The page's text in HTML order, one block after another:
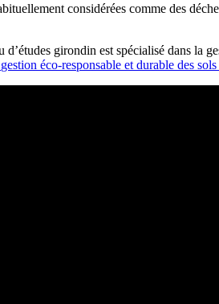
considérées comme des
d’études girondin est spécialisé dans la
gestion éco-responsable et durable des